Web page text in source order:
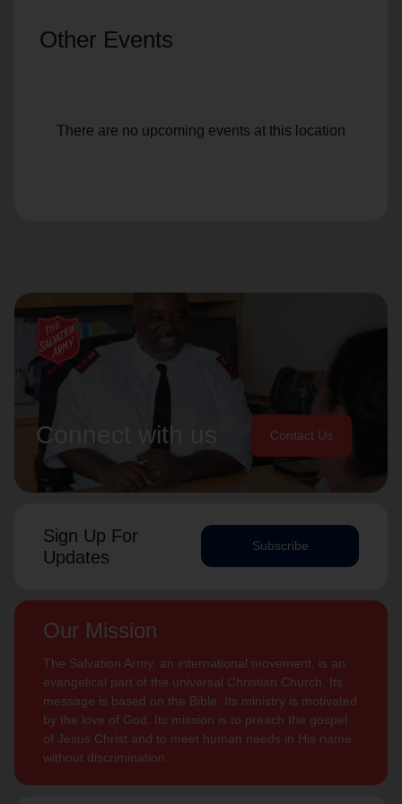
Other Events
There are no upcoming events at this location
Connect with us Contact Us
Sign Up For
Updates
Subscribe
Our Mission
The Salvation Army, an international movement, is an
evangelical part of the universal Christian Church. Its
message is based on the Bible. Its ministry is motivated
by the love of God. Its mission is to preach the gospel
of Jesus Christ and to meet human needs in His name
without discrimination.